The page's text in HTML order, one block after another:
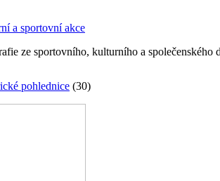
a sportovní akce
ze sportovního, kulturního a společenského
pohlednice (30)